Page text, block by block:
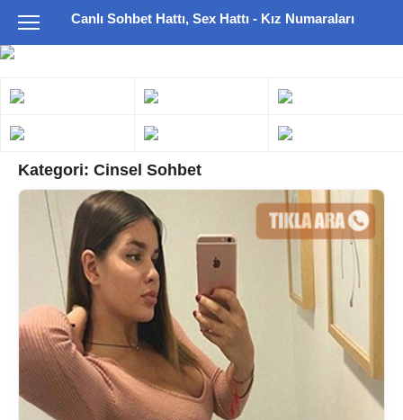
Canlı Sohbet Hattı, Sex Hattı - Kız Numaraları
Kategori: Cinsel Sohbet